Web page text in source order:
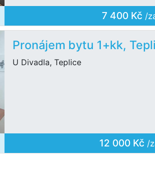
7 400 Kč /
Pronájem bytu 1+kk,
U Divadla, Teplice
12 000 Kč /